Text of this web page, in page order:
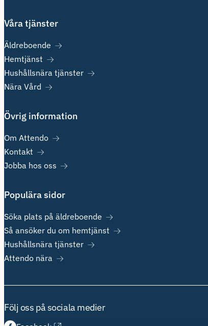
Våra tjänster
Äldreboende
Hemtjänst
Hushållsnära tjänster
Nära Vård
Övrig information
Om Attendo
Kontakt
Jobba hos oss
Populära sidor
Söka plats på äldreboende
Så ansöker du om hemtjänst
Hushållsnära tjänster
Attendo nära
Följ oss på sociala medier